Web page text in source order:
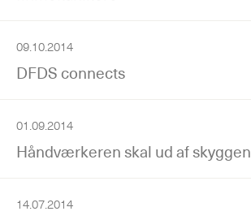
09.10.2014
DFDS connects
01.09.2014
Håndværkeren skal ud af skyggen
14.07.2014